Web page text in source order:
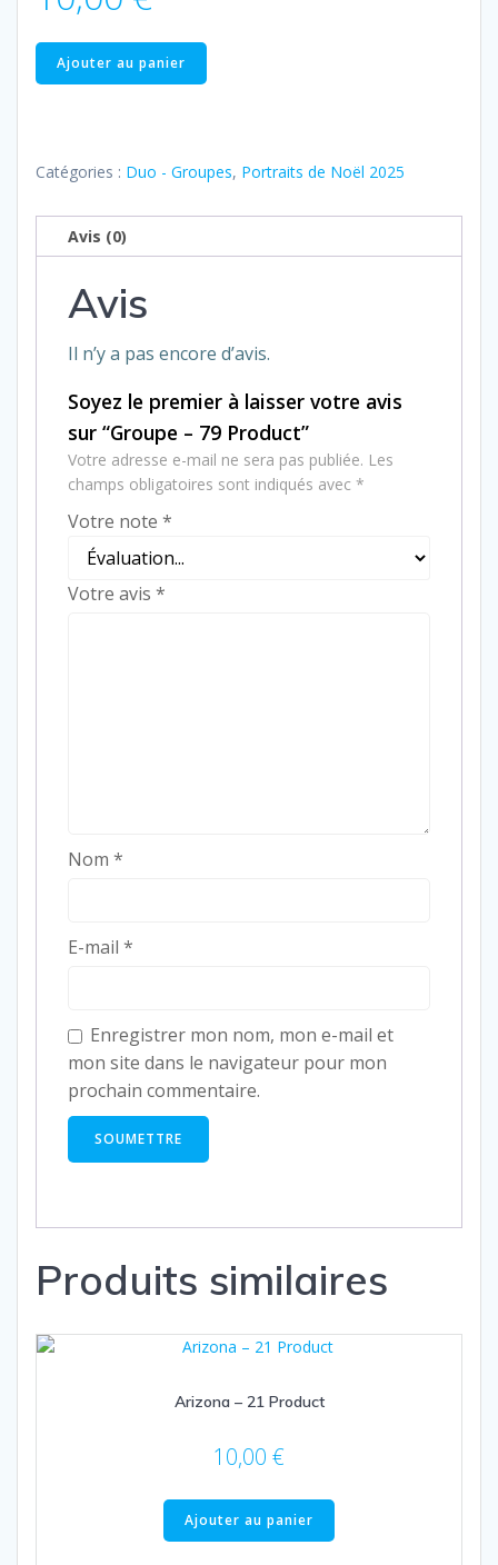
quantité
de
79
Ajouter au panier
Catégories : Duo - Groupes, Portraits de Noël 2025
Avis (0)
Avis
Il n’y a pas encore d’avis.
Soyez le premier à laisser votre avis
sur “Groupe – 79 Product”
Votre adresse e-mail ne sera pas publiée. Les
champs obligatoires sont indiqués avec *
Votre note *
Votre avis *
Nom *
E-mail *
Enregistrer mon nom, mon e-mail et
mon site dans le navigateur pour mon
prochain commentaire.
Produits similaires
Arizona – 21 Product
10,00 €
Ajouter au panier